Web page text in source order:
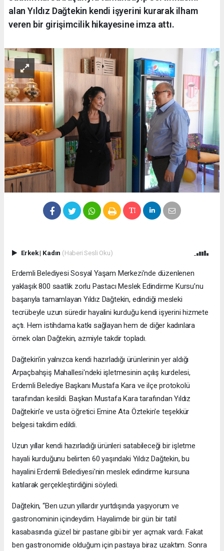
alan Yıldız Dağtekin kendi işyerini kurarak ilham
veren bir girişimcilik hikayesine imza attı.
Erkek| Kadın (Haberi Sesli Oku)
Erdemli Belediyesi Sosyal Yaşam Merkezi’nde düzenlenen
yaklaşık 800 saatlik zorlu Pastacı Meslek Edindirme Kursu’nu
başarıyla tamamlayan Yıldız Dağtekin, edindiği mesleki
tecrübeyle uzun süredir hayalini kurduğu kendi işyerini hizmete
açtı. Hem istihdama katkı sağlayan hem de diğer kadınlara
örnek olan Dağtekin, azmiyle takdir topladı.
Dağtekin'in yalnızca kendi hazırladığı ürünlerinin yer aldığı
Arpaçbahşiş Mahallesi'ndeki işletmesinin açılış kurdelesi,
Erdemli Belediye Başkanı Mustafa Kara ve ilçe protokolü
tarafından kesildi. Başkan Mustafa Kara tarafından Yıldız
Dağtekin'e ve usta öğretici Emine Ata Öztekin'e teşekkür
belgesi takdim edildi.
Uzun yıllar kendi hazırladığı ürünleri satabileceği bir işletme
hayali kurduğunu belirten 60 yaşındaki Yıldız Dağtekin, bu
hayalini Erdemli Belediyesi'nin meslek edindirme kursuna
katılarak gerçekleştirdiğini söyledi.
Dağtekin, “Ben uzun yıllardır yurtdışında yaşıyorum ve
gastronominin içindeydim. Hayalimde bir gün bir tatil
kasabasında güzel bir pastane gibi bir yer açmak vardı. Fakat
ben gastronomide olduğum için pastaya biraz uzaktım. Sonra